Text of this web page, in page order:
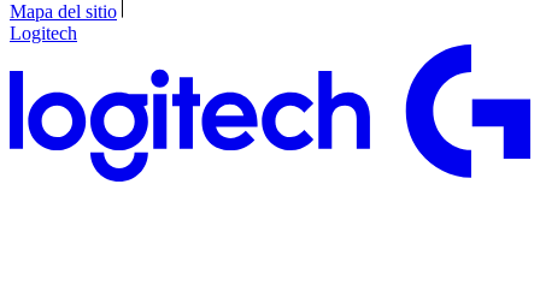
Mapa del sitio
Logitech